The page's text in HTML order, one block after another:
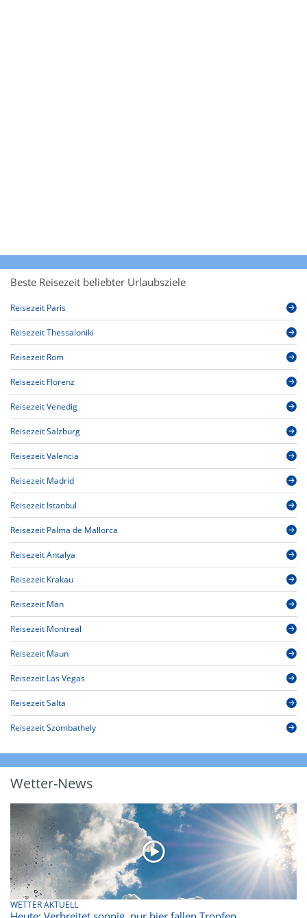
Beste Reisezeit beliebter Urlaubsziele
Reisezeit Paris
Reisezeit Thessaloniki
Reisezeit Rom
Reisezeit Florenz
Reisezeit Venedig
Reisezeit Salzburg
Reisezeit Valencia
Reisezeit Madrid
Reisezeit Istanbul
Reisezeit Palma de Mallorca
Reisezeit Antalya
Reisezeit Krakau
Reisezeit Man
Reisezeit Montreal
Reisezeit Maun
Reisezeit Las Vegas
Reisezeit Salta
Reisezeit Szombathely
Wetter-News
WETTER AKTUELL